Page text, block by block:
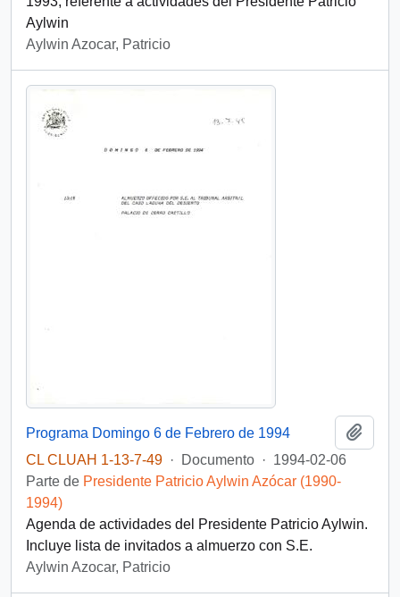
Aylwin
Aylwin Azocar, Patricio
Programa Domingo 6 de Febrero de 1994
CL CLUAH 1-13-7-49 · Documento · 1994-02-06
Parte de Presidente Patricio Aylwin Azócar (1990-
1994)
Agenda de actividades del Presidente Patricio Aylwin.
Incluye lista de invitados a almuerzo con S.E.
Aylwin Azocar, Patricio